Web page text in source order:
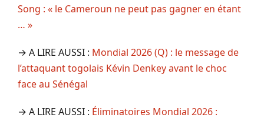
Song : « le Cameroun ne peut pas gagner en étant
… »
→ A LIRE AUSSI : Mondial 2026 (Q) : le message de
l’attaquant togolais Kévin Denkey avant le choc
face au Sénégal
→ A LIRE AUSSI : Éliminatoires Mondial 2026 :